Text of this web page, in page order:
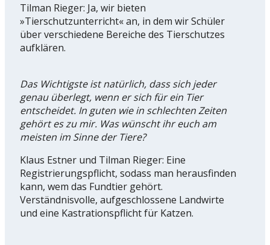
Tilman Rieger: Ja, wir bieten
»Tierschutzunterricht« an, in dem wir Schüler
über verschiedene Bereiche des Tierschutzes
aufklären.
Das Wichtigste ist natürlich, dass sich jeder
genau überlegt, wenn er sich für ein Tier
entscheidet. In guten wie in schlechten Zeiten
gehört es zu mir. Was wünscht ihr euch am
meisten im Sinne der Tiere?
Klaus Estner und Tilman Rieger: Eine
Registrierungspflicht, sodass man herausfinden
kann, wem das Fundtier gehört.
Verständnisvolle, aufgeschlossene Landwirte
und eine Kastrationspflicht für Katzen.